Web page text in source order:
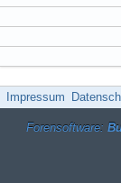
Impressum
Forensoftware: